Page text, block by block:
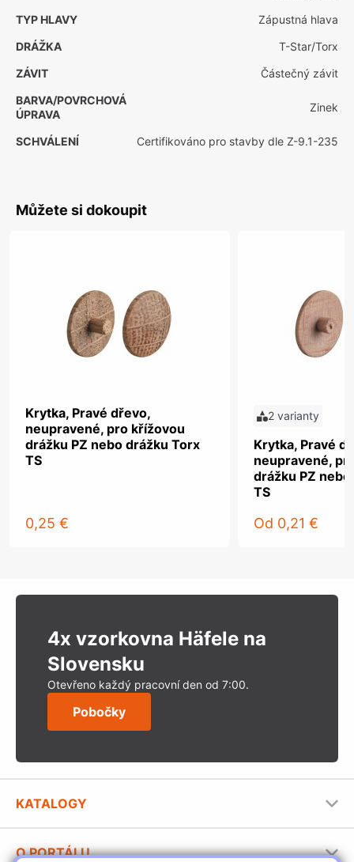
TYP HLAVY
Zápustná hlava
DRÁŽKA
T-Star/Torx
ZÁVIT
Částečný závit
BARVA/POVRCHOVÁ
ÚPRAVA
Zinek
SCHVÁLENÍ Certifikováno pro stavby dle Z-9.1-235
Můžete si dokoupit
Krytka, Pravé dřevo,
neupravené, pro křížovou
drážku PZ nebo drážku Torx
TS
0,25 €
2 varianty
Krytka, Pravé
neupravené,
drážku PZ
TS
Od 0,21 €
4x vzorkovna Häfele na
Slovensku
Otevřeno každý pracovní den od 7:00.
Pobočky
KATALOGY
O PORTÁLU